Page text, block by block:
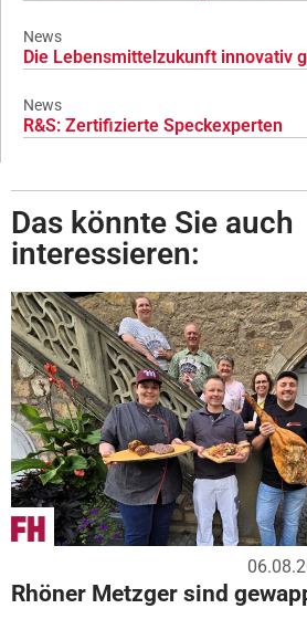
News
Die Lebensmittelzukunft innovativ
News
R&S: Zertifizierte Speckexperten
Das könnte Sie auch
interessieren:
Rhöner Metzger sind